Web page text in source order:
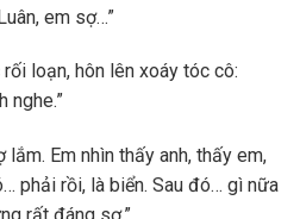
em sợ…”
loạn, hôn lên xoáy tóc cô:
nghe.”
lắm. Em nhìn thấy anh, thấy em,
phải rồi, là biển. Sau đó… gì nữa